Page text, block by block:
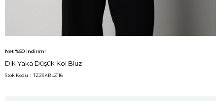
Net %50 İndirim!
Dik Yaka Düşük Kol Bluz
Stok Kodu TZ25KBLZ116